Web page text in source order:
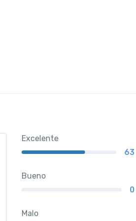
Excelente
63
Bueno
0
Malo